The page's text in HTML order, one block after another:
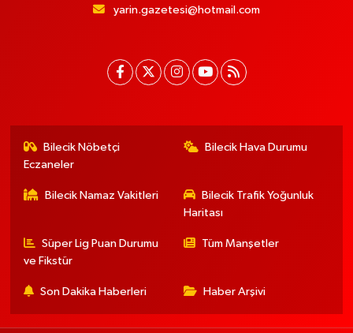
yarin.gazetesi@hotmail.com
Bilecik Nöbetçi
Eczaneler
Bilecik Hava Durumu
Bilecik Namaz Vakitleri
Bilecik Trafik Yoğunluk
Haritası
Süper Lig Puan Durumu
ve Fikstür
Tüm Manşetler
Son Dakika Haberleri Haber Arşivi